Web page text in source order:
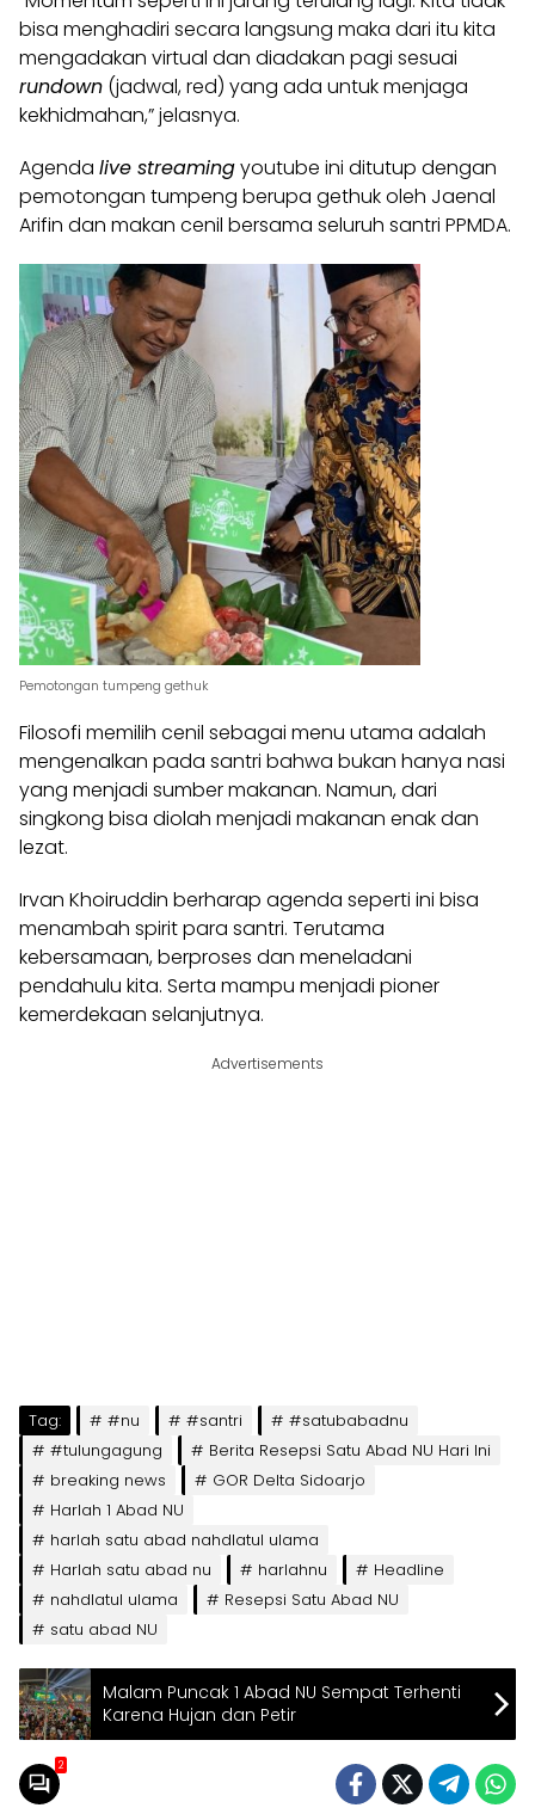
bisa menghadiri secara langsung maka dari itu kita
mengadakan virtual dan diadakan pagi sesuai
rundown (jadwal, red) yang ada untuk menjaga
kekhidmahan,” jelasnya.
Agenda live streamingyoutube ini ditutup dengan
pemotongan tumpeng berupa gethuk oleh Jaenal
Arifin dan makan cenil bersama seluruh santri PPMDA.
Pemotongan tumpeng gethuk
Filosofi memilih cenil sebagai menu utama adalah
mengenalkan pada santri bahwa bukan hanya nasi
yang menjadi sumber makanan. Namun, dari
singkong bisa diolah menjadi makanan enak dan
lezat.
Irvan Khoiruddin berharap agenda seperti ini bisa
menambah spirit para santri. Terutama
kebersamaan, berproses dan meneladani
pendahulu kita. Serta mampu menjadi pioner
kemerdekaan selanjutnya.
Advertisements
Tag: #nu #santri
#satubabadnu
#tulungagung
Berita Resepsi Satu Abad NU Hari Ini
breaking news
GOR Delta Sidoarjo
Harlah 1 Abad NU
harlah satu abad nahdlatul ulama
Harlah satu abad nu
harlahnu
Headline
nahdlatul ulama
Resepsi Satu Abad NU
satu abad NU
Malam Puncak 1 Abad NU Sempat Terhenti
Karena Hujan dan Petir
2